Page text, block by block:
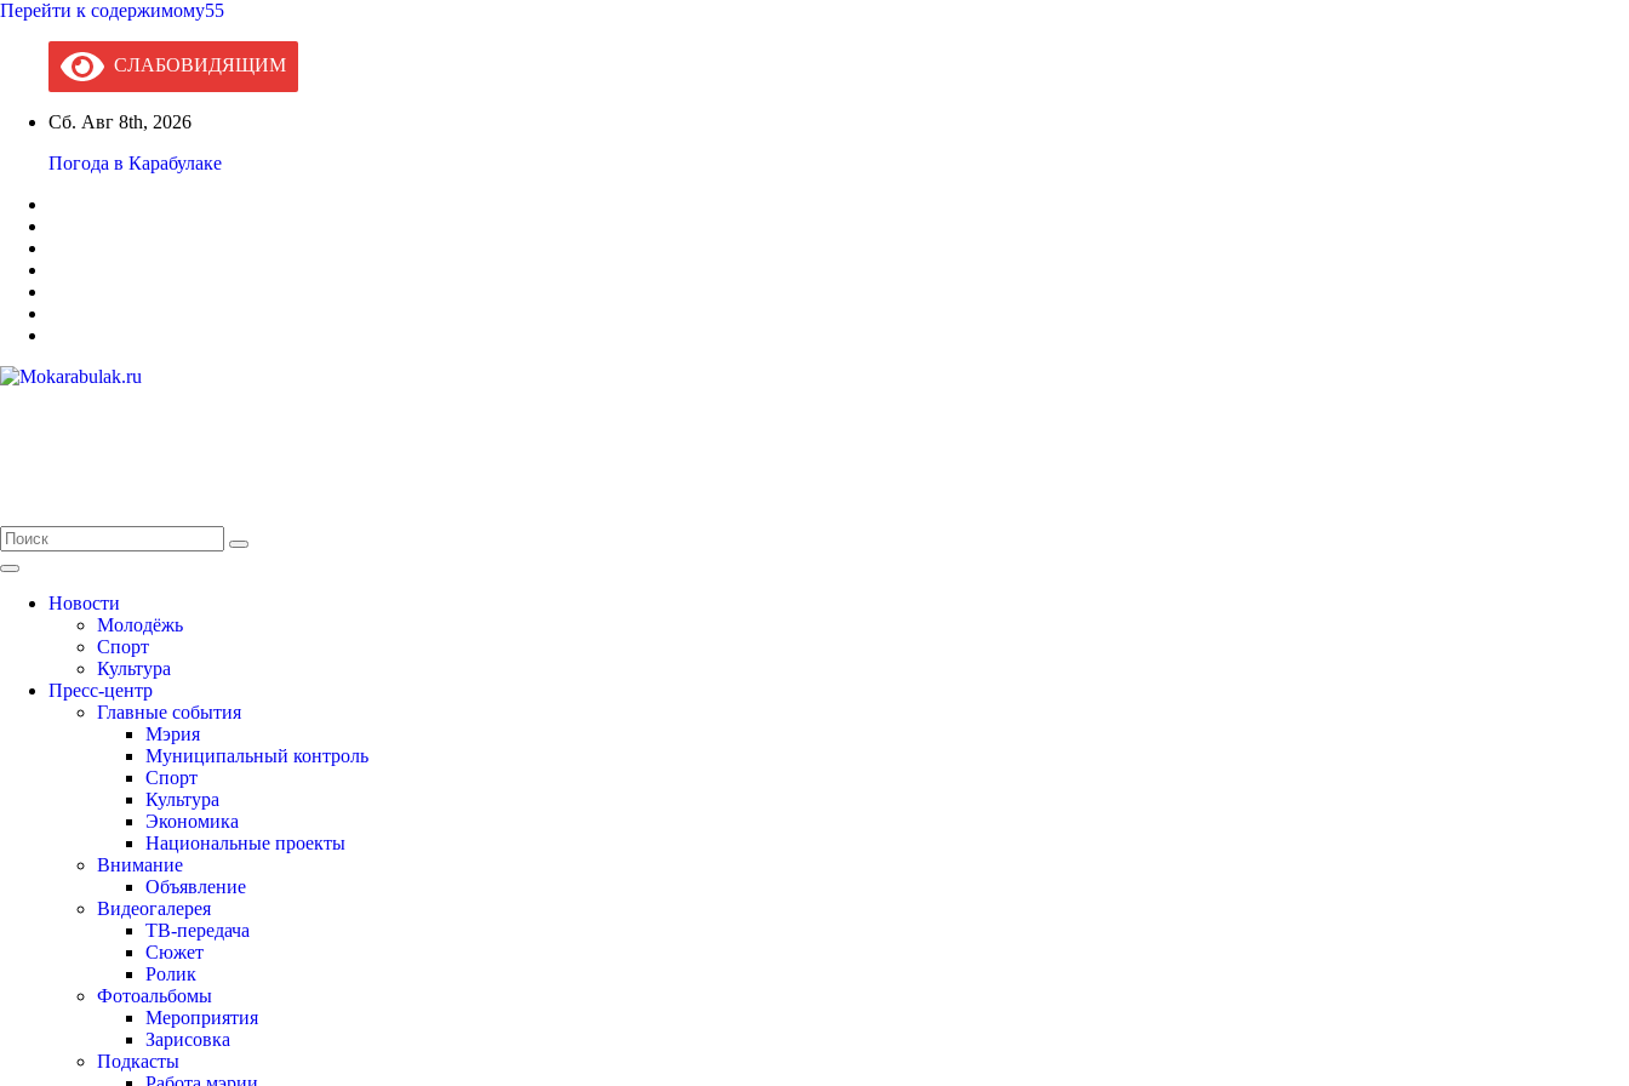
Перейти к содержимому55
СЛАБОВИДЯЩИМ
Сб. Авг 8th, 2026
Погода в Карабулаке
Новости
Молодёжь
Спорт
Культура
Пресс-центр
Главные события
Мэрия
Муниципальный контроль
Спорт
Культура
Экономика
Национальные проекты
Внимание
Объявление
Видеогалерея
ТВ-передача
Сюжет
Ролик
Фотоальбомы
Мероприятия
Зарисовка
Подкасты